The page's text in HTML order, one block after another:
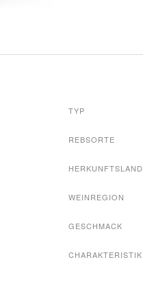
TYP
REBSORTE
HERKUNFTSLAND
WEINREGION
GESCHMACK
CHARAKTERISTIK